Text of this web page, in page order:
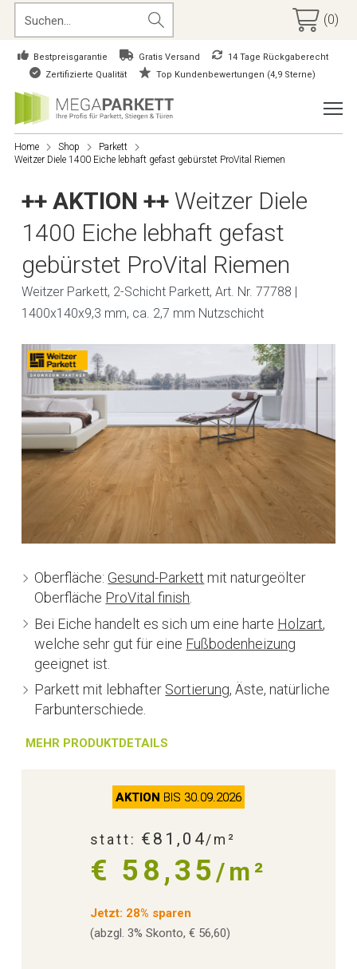
(0)
Bestpreisgarantie Gratis Versand
14 Tage Rückgaberecht
Zertifizierte Qualität
Top Kundenbewertungen (4,9 Sterne)
Home Shop
Parkett
Weitzer Diele 1400 Eiche lebhaft gefast gebürstet ProVital Riemen
++ AKTION ++ Weitzer Diele
1400 Eiche lebhaft gefast
gebürstet ProVital Riemen
Weitzer Parkett, 2-Schicht Parkett, Art. Nr. 77788 |
1400x140x9,3 mm, ca. 2,7 mm Nutzschicht
Oberfläche: Gesund-Parkett mit naturgeölter
Oberfläche ProVital finish.
Bei Eiche handelt es sich um eine harte Holzart,
welche sehr gut für eine Fußbodenheizung
geeignet ist.
Parkett mit lebhafter Sortierung, Äste, natürliche
Farbunterschiede.
MEHR PRODUKTDETAILS
AKTION BIS 30.09.2026
statt: €81,04/m²
€ 58,35/m²
Jetzt: 28% sparen
(abzgl. 3% Skonto, € 56,60)